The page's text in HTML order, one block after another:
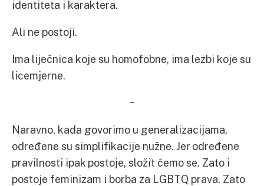
identiteta i karaktera.
Ali ne postoji.
Ima liječnica koje su homofobne, ima lezbi koje su
licemjerne.
~
Naravno, kada govorimo u generalizacijama,
određene su simplifikacije nužne. Jer određene
pravilnosti ipak postoje, složit ćemo se. Zato i
postoje feminizam i borba za LGBTQ prava. Zato